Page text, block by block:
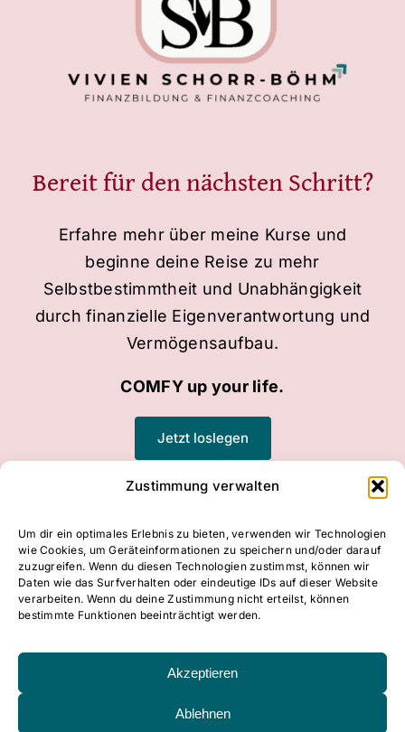
Zustimmung verwalten
Um dir ein optimales Erlebnis zu bieten, verwenden wir Technologien
wie Cookies, um Geräteinformationen zu speichern und/oder darauf
zuzugreifen. Wenn du diesen Technologien zustimmst, können wir
Daten wie das Surfverhalten oder eindeutige IDs auf dieser Website
verarbeiten. Wenn du deine Zustimmung nicht erteilst, können
bestimmte Funktionen beeinträchtigt werden.
Akzeptieren
Ablehnen
Bereit für den nächsten Schritt?
Erfahre mehr über meine Kurse und
beginne deine Reise zu mehr
Selbstbestimmtheit und Unabhängigkeit
durch finanzielle Eigenverantwortung und
Vermögensaufbau.
COMFY up your life.
Jetzt loslegen
Home Über mich Angebot
Podcast
Blog
Finanzcoaching • All rights reserved.